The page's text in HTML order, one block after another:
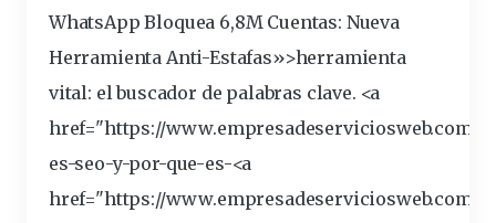
WhatsApp Bloquea 6,8M Cuentas: Nueva
Herramienta Anti-Estafas»>herramienta
vital: elbuscador de palabras clave. <a
href="https://www.empresadeserviciosweb.com/
es-seo-y-por-que-es-<a
href="https://www.empresadeserviciosweb.com/